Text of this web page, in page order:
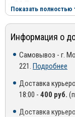
специальные
дефлектором и
фирменные
удобство и
стильный
обладающее
собственным
логистики,
Под брендом «CA
— дефлекторы
— ветровики люка
Показать полностью
Информация о
Самовывоз - г.
221. Подробнее
Доставка
18:00 - 400 руб.
Доставка